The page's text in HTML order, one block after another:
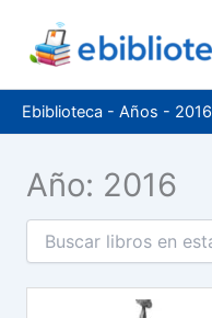
contenido
Ebiblioteca - Años - 2016
Año: 2016